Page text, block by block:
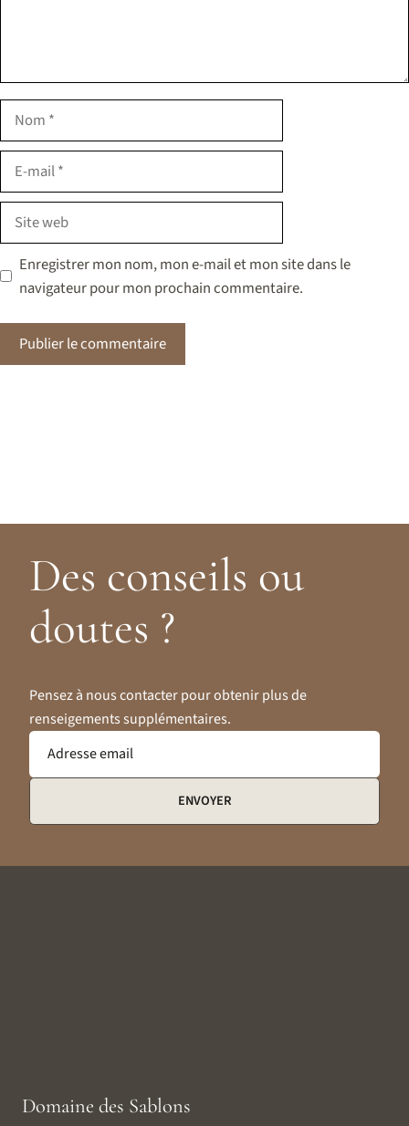
Nom
Site
Enregistrer mon nom, mon e-mail et mon site dans le
navigateur pour mon prochain commentaire.
Des conseils ou
doutes ?
Pensez à nous contacter pour obtenir plus de
renseigements supplémentaires.
Adresse email
ENVOYER
Domaine des Sablons